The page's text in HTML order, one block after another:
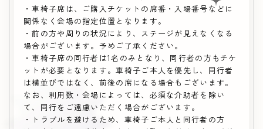
・車椅子席は、ご購入チケットの席番・入場番号などに
関係なく会場の指定位置となります。
・前の方や周りの状況により、ステージが見えなくなる
場合がございます。予めご了承ください。
・車椅子席の同行者は1名のみとなり、同行者の方もチケ
ットが必要となります。車椅子ご本人を優先し、同行者
は横並びではなく、前後の席になる場合もございます。
なお、利用数・会場によっては、必須な介助者を除い
て、同行をご遠慮いただく場合がございます。
・トラブルを避けるため、車椅子ご本人と同行者の方